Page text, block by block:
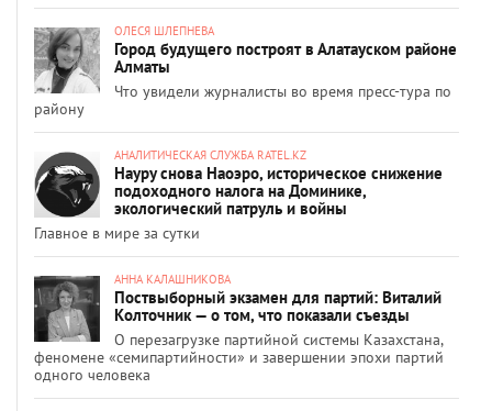
ОЛЕСЯ ШЛЕПНЕВА
Город будущего построят в Алатауском районе
Алматы
Что увидели журналисты во время пресс-тура по
району
АНАЛИТИЧЕСКАЯ СЛУЖБА RATEL.KZ
Науру снова Наоэро, историческое снижение
подоходного налога на Доминике,
экологический патруль и войны
Главное в мире за сутки
АННА КАЛАШНИКОВА
Поствыборный экзамен для партий: Виталий
Колточник — о том, что показали съезды
О перезагрузке партийной системы Казахстана,
феномене «семипартийности» и завершении эпохи партий
одного человека